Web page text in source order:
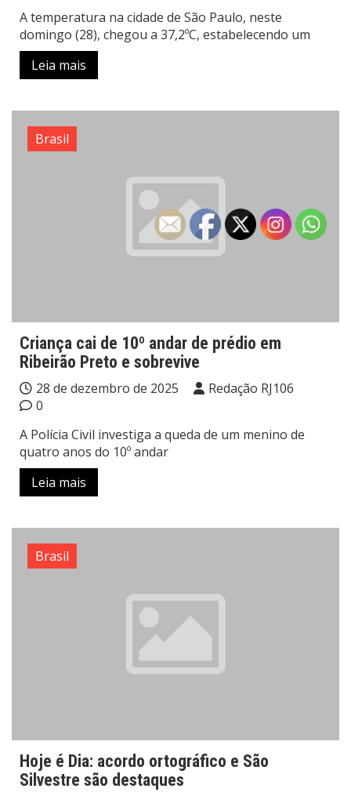
A temperatura na cidade de São Paulo, neste
domingo (28), chegou a 37,2ºC, estabelecendo um
Leia mais
Brasil
Criança cai de 10º andar de prédio em
Ribeirão Preto e sobrevive
28 de dezembro de 2025
Redação RJ106
0
A Polícia Civil investiga a queda de um menino de
quatro anos do 10º andar
Leia mais
Brasil
Hoje é Dia: acordo ortográfico e São
Silvestre são destaques